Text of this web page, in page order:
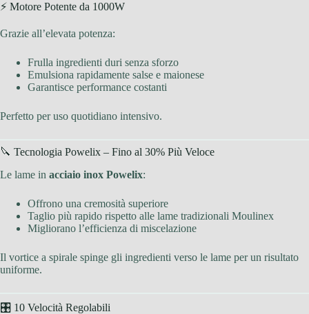
⚡ Motore Potente da 1000W
Grazie all’elevata potenza:
Frulla ingredienti duri senza sforzo
Emulsiona rapidamente salse e maionese
Garantisce performance costanti
Perfetto per uso quotidiano intensivo.
🔪 Tecnologia Powelix – Fino al 30% Più Veloce
Le lame in acciaio inox Powelix:
Offrono una cremosità superiore
Taglio più rapido rispetto alle lame tradizionali Moulinex
Migliorano l’efficienza di miscelazione
Il vortice a spirale spinge gli ingredienti verso le lame per un risultato
uniforme.
🎛 10 Velocità Regolabili